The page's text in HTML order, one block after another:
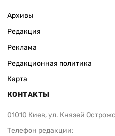
Архивы
Редакция
Реклама
Редакционная политика
Карта
КОНТАКТЫ
01010 Киев, ул. Князей
Телефон редакции: